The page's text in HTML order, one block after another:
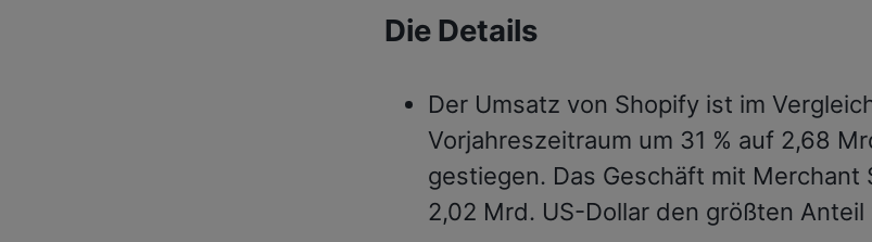
Die Details
Der Umsatz von Shopify ist im
Vorjahreszeitraum um 31 % auf 2,68
gestiegen. Das Geschäft mit Merchant
2,02 Mrd. US-Dollar den größten